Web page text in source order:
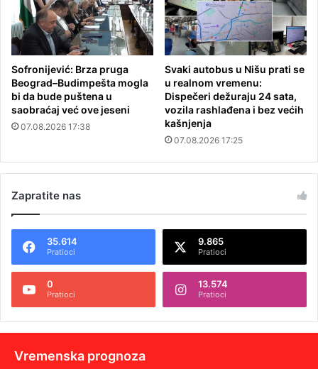
Sofronijević: Brza pruga
Beograd–Budimpešta mogla
bi da bude puštena u
saobraćaj već ove jeseni
07.08.2026 17:38
Svaki autobus u Nišu prati se
u realnom vremenu:
Dispečeri dežuraju 24 sata,
vozila rashlađena i bez većih
kašnjenja
07.08.2026 17:25
Zapratite nas
35.614
Pratioci
9.865
Pratioci
0
Pratioci
13.574
Pratioci
Vremenska prognoza